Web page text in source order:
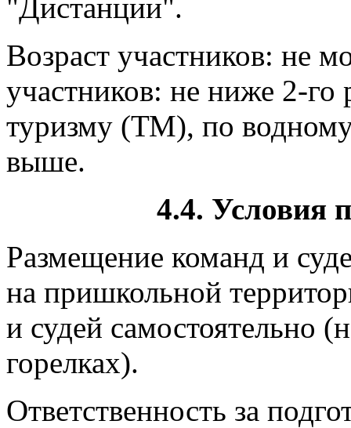
"Дистанции".
Возраст участников: не
участников: не ниже 2-го
туризму (ТМ), по
выше.
4.4. Условия
Размещение команд и
на пришкольной
и судей самостоятельно
горелках).
Ответственность за